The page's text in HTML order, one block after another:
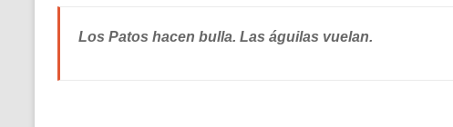
Los Patos hacen bulla. Las águilas vuelan.